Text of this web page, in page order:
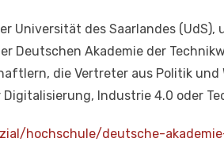
Universität des Saarlandes (UdS),
Deutschen Akademie der
die Vertreter aus Politik
Industrie 4.0 oder
hochschule/deutsche-